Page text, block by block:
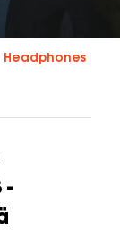
Headphones
-